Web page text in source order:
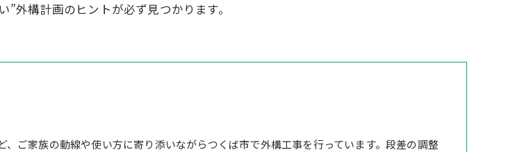
外構計画のヒントが必ず見つかります。
、ご家族の動線や使い方に寄り添いながらつくば市で外構工事を行っています。段差の調整